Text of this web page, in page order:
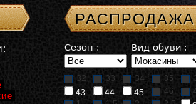
Сезон : Вид обуви :
32 33 34 35
43
44 45 46